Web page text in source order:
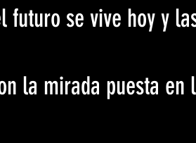
futuro se vive hoy y
la mirada puesta en